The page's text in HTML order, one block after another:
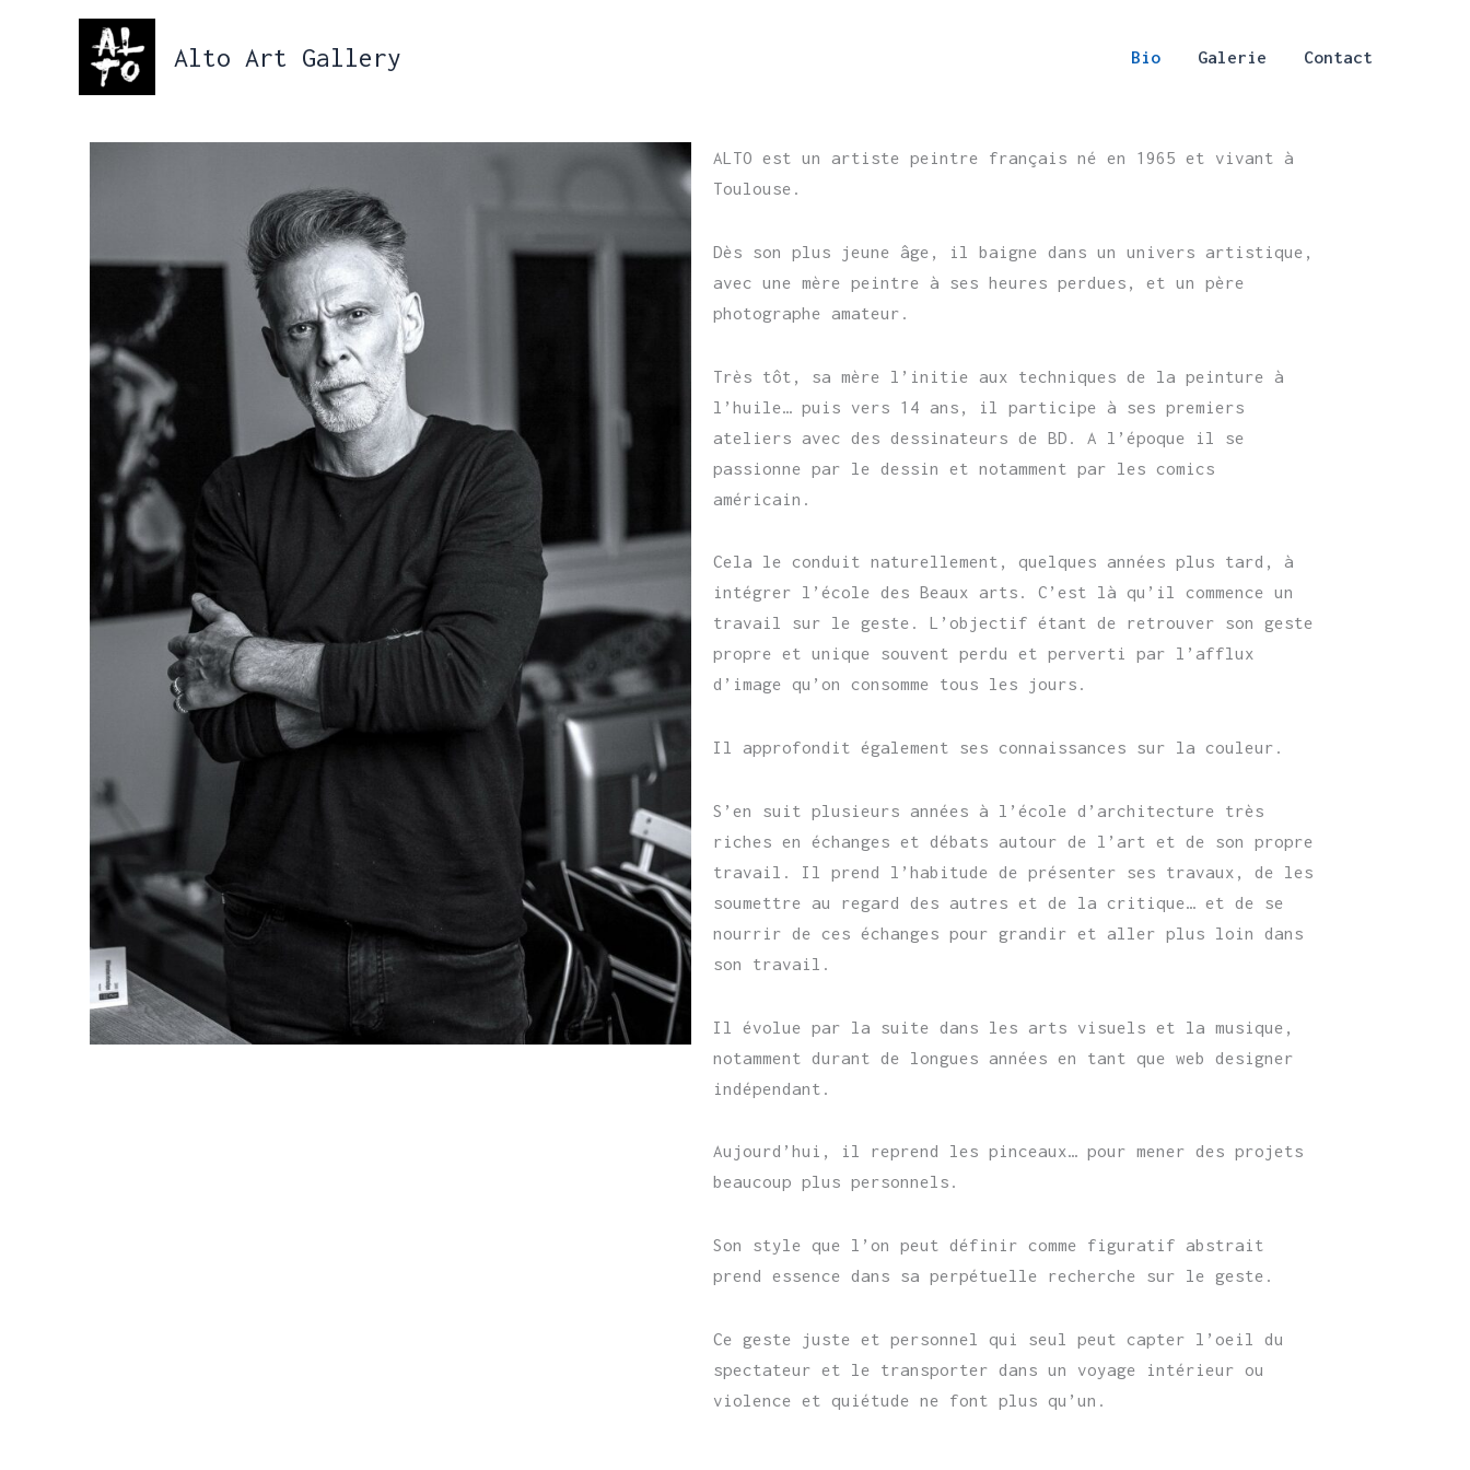
Alto Art Gallery Bio Galerie Contact
ALTO est un artiste peintre français né en 1965 et vivant à
Toulouse.
Dès son plus jeune âge, il baigne dans un univers artistique,
avec une mère peintre à ses heures perdues, et un père
photographe amateur.
Très tôt, sa mère l’initie aux techniques de la peinture à
l’huile… puis vers 14 ans, il participe à ses premiers
ateliers avec des dessinateurs de BD. A l’époque il se
passionne par le dessin et notamment par les comics
américain.
Cela le conduit naturellement, quelques années plus tard, à
intégrer l’école des Beaux arts. C’est là qu’il commence un
travail sur le geste. L’objectif étant de retrouver son geste
propre et unique souvent perdu et perverti par l’afflux
d’image qu’on consomme tous les jours.
Il approfondit également ses connaissances sur la couleur.
S’en suit plusieurs années à l’école d’architecture très
riches en échanges et débats autour de l’art et de son propre
travail. Il prend l’habitude de présenter ses travaux, de les
soumettre au regard des autres et de la critique… et de se
nourrir de ces échanges pour grandir et aller plus loin dans
son travail.
Il évolue par la suite dans les arts visuels et la musique,
notamment durant de longues années en tant que web designer
indépendant.
Aujourd’hui, il reprend les pinceaux… pour mener des projets
beaucoup plus personnels.
Son style que l’on peut définir comme figuratif abstrait
prend essence dans sa perpétuelle recherche sur le geste.
Ce geste juste et personnel qui seul peut capter l’oeil du
spectateur et le transporter dans un voyage intérieur ou
violence et quiétude ne font plus qu’un.